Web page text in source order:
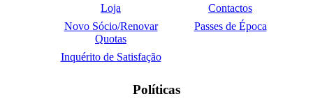
Loja
Contactos
Novo Sócio/Renovar
Quotas
Passes de Época
Inquérito de Satisfação
Políticas